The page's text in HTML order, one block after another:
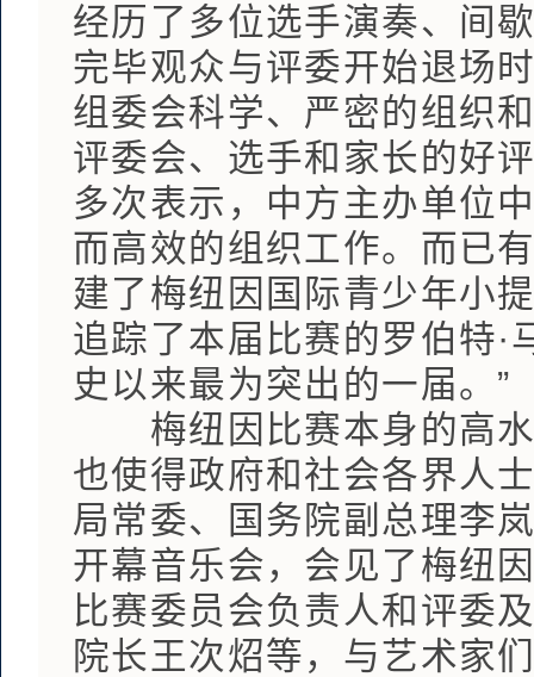
经历了多位选手演奏、间
完毕观众与评委开始退场
组委会科学、严密的组织
评委会、选手和家长的好
多次表示，中方主办单位
而高效的组织工作。而已
建了梅纽因国际青少年小
追踪了本届比赛的罗伯特·
史以来最为突出的一届。”
梅纽因比赛本身的高水
也使得政府和社会各界人
局常委、国务院副总理李
开幕音乐会，会见了梅纽
比赛委员会负责人和评委
院长王次炤等，与艺术家